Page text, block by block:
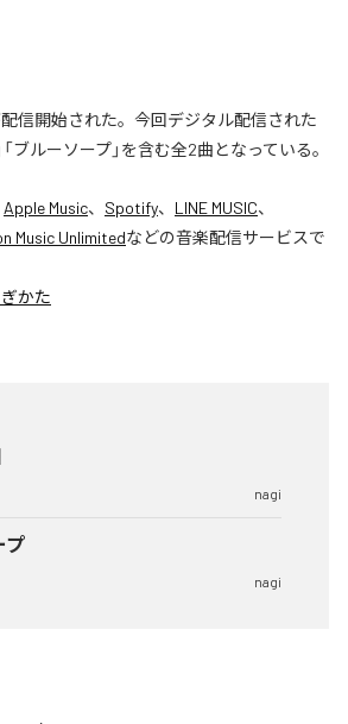
配信開始された。今回デジタル配信された
ブルーソープ」を含む全2曲となっている。
Apple Music、 Spotify、 LINE MUSIC、
Music Unlimitedなどの音楽配信サービスで
かた
nagi
プ
nagi